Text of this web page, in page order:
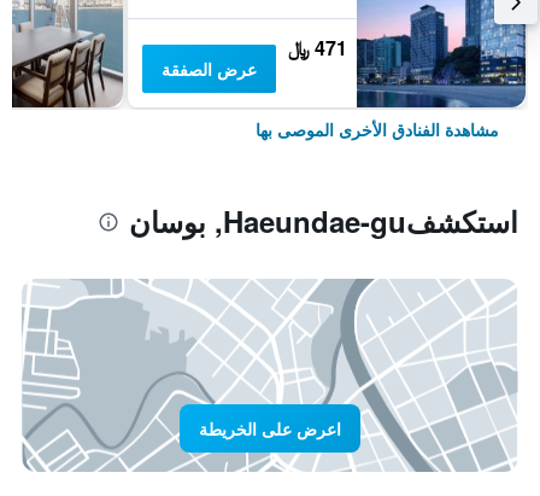
471 ﷼
عرض الصفقة
مشاهدة الفنادق الأخرى الموصى بها
استكشفHaeundae-gu, بوسان
اعرض على الخريطة